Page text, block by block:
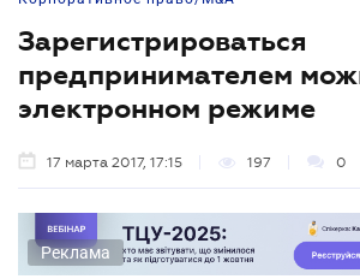
Зарегистрироваться
предпринимателем
электронном режиме
17 марта 2017, 17:15 197 0
Реклама